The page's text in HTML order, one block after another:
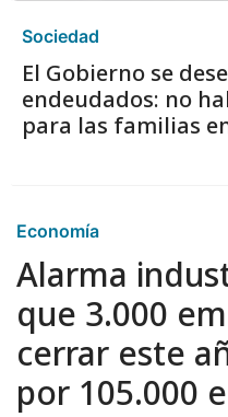
Sociedad
El Gobierno se
endeudados: no
para las familias
Economía
Alarma
que 3.000
cerrar este
por 105.000